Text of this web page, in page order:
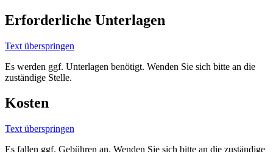
Erforderliche Unterlagen
Text überspringen
Es werden ggf. Unterlagen benötigt. Wenden Sie sich bitte an die
zuständige Stelle.
Kosten
Text überspringen
Es fallen ggf. Gebühren an. Wenden Sie sich bitte an die zuständige